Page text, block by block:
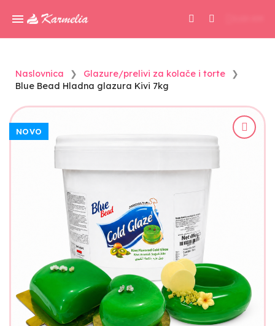
Naslovnica
Glazure/prelivi za kolače i torte
Blue Bead Hladna glazura Kivi 7kg
NOVO